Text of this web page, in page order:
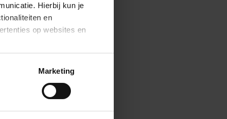
Hierbij kun je
en
op websites en
kun je specifieker
het
cookiebeleid
Marketing
terugkerende
hebt
nodig